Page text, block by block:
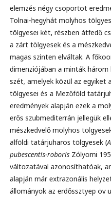
elemzés négy csoportot
Tolnai-hegyhát molyhos
tölgyesei két, részben átfedő
a zárt tölgyesek és a
magas szinten elváltak. A
dimenziójában a minták
szét, amelyek közül az egyiket
tölgyesei és a Mezőföld
eredmények alapján ezek a
erős szubmediterrán jellegük
mészkedvelő molyhos
alföldi tatárjuharos tölgyesek (
pubescentis-roboris Zólyomi
változatával azonosíthatóak,
alapján már extrazonális
állományok az erdőssztyep öv